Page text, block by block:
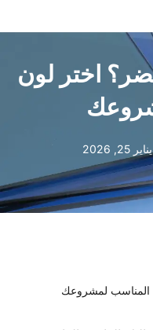
اختر لون
يناير 25, 2026
المناسب لمشروعك